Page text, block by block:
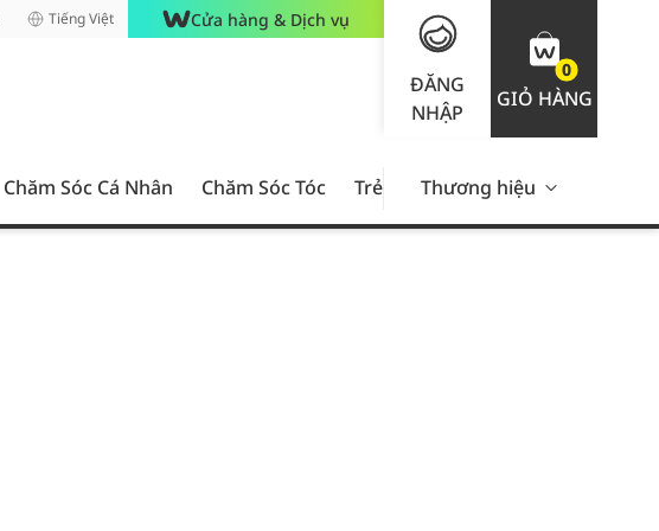
Tiếng Việt Cửa hàng & Dịch vụ
ĐĂNG
NHẬP
0
GIỎ HÀNG
Chăm Sóc Cá Nhân Chăm Sóc Tóc Trẻ Em Nam Giới Chăm Sóc
Thương hiệu